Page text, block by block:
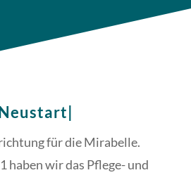
für die Mirabelle.
haben wir das Pflege- und